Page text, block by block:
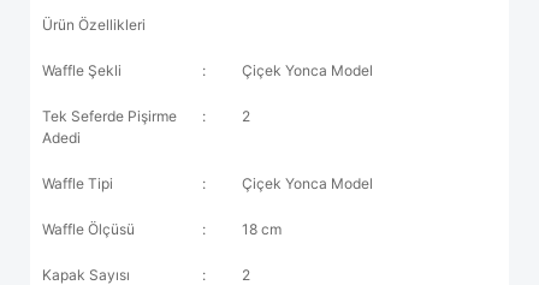
Ürün Özellikleri
Waffle Şekli : Çiçek Yonca Model
Tek Seferde Pişirme
Adedi
: 2
Waffle Tipi : Çiçek Yonca Model
Waffle Ölçüsü : 18 cm
Kapak Sayısı : 2